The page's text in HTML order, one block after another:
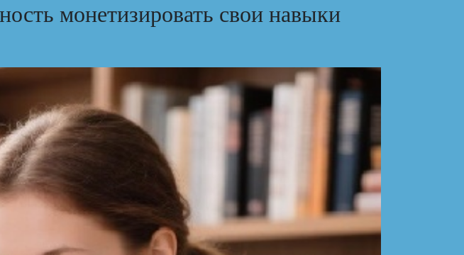
монетизировать свои навыки